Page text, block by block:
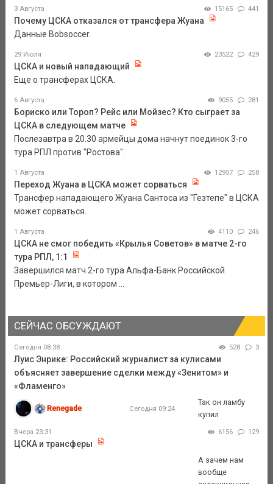
3 Августа 15165 441
Почему ЦСКА отказался от трансфера Жуана
Данные Bobsoccer.
29 Июля 23522 429
ЦСКА и новый нападающий
Еще о трансферах ЦСКА.
6 Августа 9055 281
Бориско или Тороп? Рейс или Мойзес? Кто сыграет за
ЦСКА в следующем матче
Послезавтра в 20.30 армейцы дома начнут поединок 3-го
тура РПЛ против "Ростова".
1 Августа 12957 258
Переход Жуана в ЦСКА может сорваться
Трансфер нападающего Жуана Сантоса из "Гезтепе" в ЦСКА
может сорваться.
1 Августа 4110 246
ЦСКА не смог победить «Крылья Советов» в матче 2-го
тура РПЛ, 1:1
Завершился матч 2-го тура Альфа-Банк Российской
Премьер-Лиги, в котором ...
СЕЙЧАС ОБСУЖДАЮТ
Сегодня 08:38 528 3
Луис Энрике: Российский журналист за кулисами
объясняет завершение сделки между «Зенитом» и
«Фламенго»
Renegade Сегодня 09:24
Так он ламбу
купил
Вчера 23:31 6156 129
ЦСКА и трансферы
А зачем нам
вообще